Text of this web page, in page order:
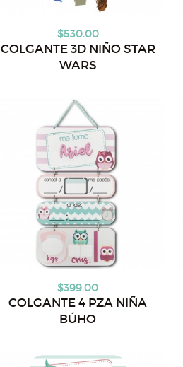
$530.00
COLGANTE 3D NIÑO STAR
WARS
$399.00
COLGANTE 4 PZA NIÑA
BÚHO